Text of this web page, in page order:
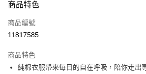
信用卡一次付款
信用卡分期付款
合作金庫商業銀行
華南商業銀行
彰化商業
超商取貨付款
商品特色
商品編號
11817585
商品特色
純棉衣服帶來每日的自在呼吸，陪你走出